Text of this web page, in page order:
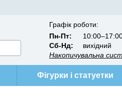
Графік роботи:
Пн-Пт:
Сб-Нд:
вихідний
Накопичувальна
Фігурки і статуетки